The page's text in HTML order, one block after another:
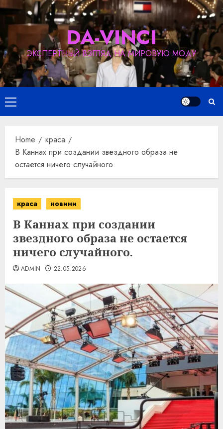
Skip
content
DA-VINCI
ЭКСПЕРТНЫЙ ВЗГЛЯД НА МИРОВУЮ МОДУ
Primary
Menu
Home
краса
В Каннах при создании звездного образа не
остается ничего случайного.
краса новини
В Каннах при создании
звездного образа не остается
ничего случайного.
ADMIN 22.05.2026